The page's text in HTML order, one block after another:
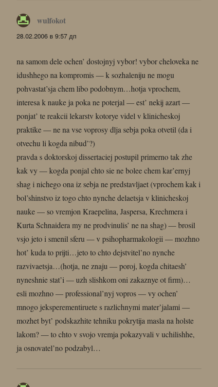
wulfokot
28.02.2006 в 9:57 дп
na samom dele ochen’ dostojnyj vybor! vybor cheloveka ne
idushhego na kompromis — k sozhaleniju ne mogu
pohvastat’sja chem libo podobnym…hotja vprochem,
interesa k nauke ja poka ne poterjal — est’ nekij azart —
ponjat’ te reakcii lekarstv kotorye videl v klinicheskoj
praktike — ne na vse voprosy dlja sebja poka otvetil (da i
otvechu li kogda nibud’?)
pravda s doktorskoj dissertaciej postupil primerno tak zhe
kak vy — kogda ponjal chto sie ne bolee chem kar’ernyj
shag i nichego ona iz sebja ne predstavljaet (vprochem kak i
bol’shinstvo iz togo chto nynche delaetsja v klinicheskoj
nauke — so vremjon Kraepelina, Jaspersa, Krechmera i
Kurta Schnaidera my ne prodvinulis’ ne na shag) — brosil
vsjo jeto i smenil sferu — v psihopharmakologii — mozhno
hot’ kuda to prijti…jeto to chto dejstvitel’no nynche
razvivaetsja…(hotja, ne znaju — poroj, kogda chitaesh’
nyneshnie stat’i — uzh slishkom oni zakaznye ot firm)…
esli mozhno — professional’nyj vopros — vy ochen’
mnogo jeksperementiruete s razlichnymi mater’jalami —
mozhet byt’ podskazhite tehniku pokrytija masla na holste
lakom? — to chto v svojo vremja pokazyvali v uchilishhe,
ja osnovatel’no podzabyl…